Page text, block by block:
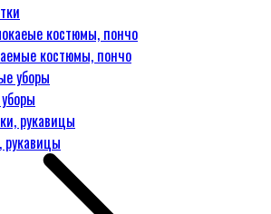
костюмы, пончо
рукавицы